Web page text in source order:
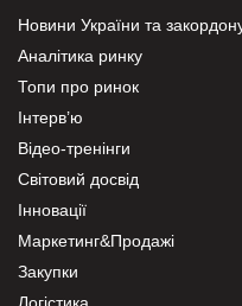
Новини України та
Аналітика ринку
Топи про ринок
Інтерв’ю
Відео-тренінги
Світовий досвід
Інновації
Маркетинг&Продажі
Закупки
Логістика